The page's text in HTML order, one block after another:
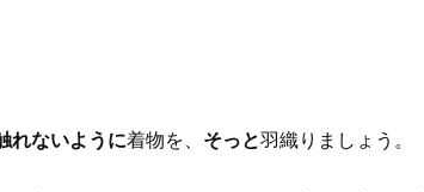
れないように着物を、 そっと羽織りましょう。